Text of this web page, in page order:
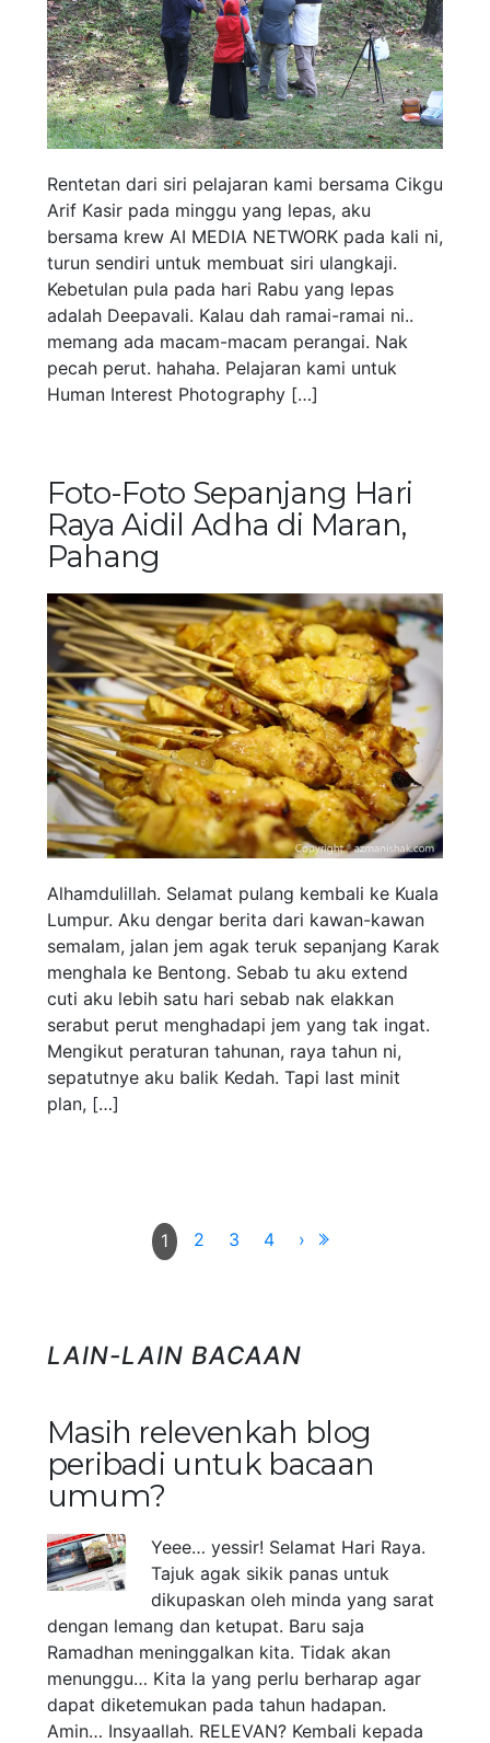
Rentetan dari siri pelajaran kami bersama Cikgu
Arif Kasir pada minggu yang lepas, aku
bersama krew AI MEDIA NETWORK pada kali ni,
turun sendiri untuk membuat siri ulangkaji.
Kebetulan pula pada hari Rabu yang lepas
adalah Deepavali. Kalau dah ramai-ramai ni..
memang ada macam-macam perangai. Nak
pecah perut. hahaha. Pelajaran kami untuk
Human Interest Photography […]
Foto-Foto Sepanjang Hari
Raya Aidil Adha di Maran,
Pahang
Alhamdulillah. Selamat pulang kembali ke Kuala
Lumpur. Aku dengar berita dari kawan-kawan
semalam, jalan jem agak teruk sepanjang Karak
menghala ke Bentong. Sebab tu aku extend
cuti aku lebih satu hari sebab nak elakkan
serabut perut menghadapi jem yang tak ingat.
Mengikut peraturan tahunan, raya tahun ni,
sepatutnye aku balik Kedah. Tapi last minit
plan, […]
1 2 3 4 ›
LAIN-LAIN BACAAN
Masih relevenkah blog
peribadi untuk bacaan
umum?
Yeee… yessir! Selamat Hari Raya.
Tajuk agak sikik panas untuk
dikupaskan oleh minda yang sarat
dengan lemang dan ketupat. Baru saja
Ramadhan meninggalkan kita. Tidak akan
menunggu… Kita la yang perlu berharap agar
dapat diketemukan pada tahun hadapan.
Amin… Insyaallah. RELEVAN? Kembali kepada